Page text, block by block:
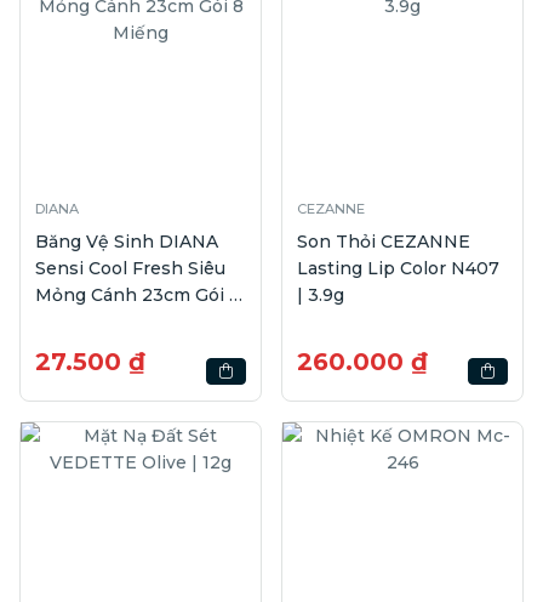
DIANA
Băng Vệ Sinh DIANA
Sensi Cool Fresh Siêu
Mỏng Cánh 23cm Gói 8
27.500 ₫
CEZANNE
Son Thỏi CEZANNE
Lasting Lip Color N407
| 3.9g
260.000 ₫